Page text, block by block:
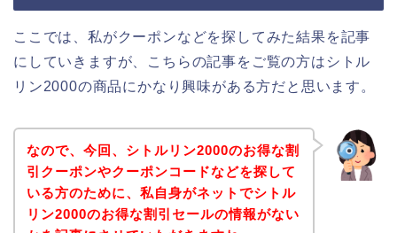
ここでは、私がクーポンなどを探してみた結果を記事
にしていきますが、こちらの記事をご覧の方はシトル
リン2000の商品にかなり興味がある方だと思います。
なので、今回、シトルリン2000のお得な割
引クーポンやクーポンコードなどを探して
いる方のために、私自身がネットでシトル
リン2000のお得な割引セールの情報がない